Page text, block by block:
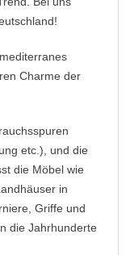
Charme der
etc.), und die
die Möbel wie
in
Griffe und
die Jahrhunderte